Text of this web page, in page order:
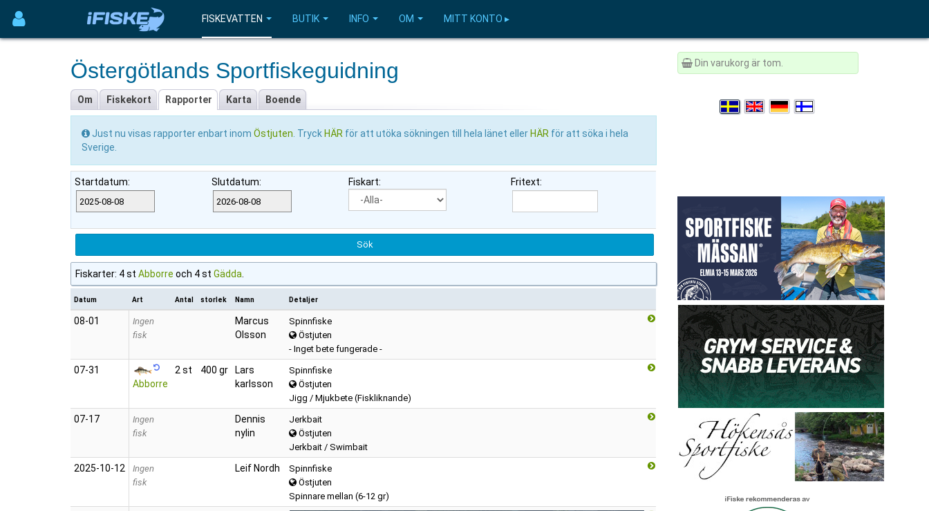
FISKEVATTEN BUTIK INFO OM MITT KONTO ▸
Östergötlands Sportfiskeguidning
Om Fiskekort Rapporter Karta Boende
Just nu visas rapporter enbart inom Östjuten . Tryck HÄR för att utöka sökningen till hela länet eller HÄR för att söka i hela
Sverige.
Startdatum: Slutdatum: Fiskart: Fritext:
Fiskarter: 4 st Abborre och 4 st Gädda
Datum Art Antal storlek Namn Detaljer
08‑01
Ingen
fisk
Marcus
Olsson
Spinnfiske
Östjuten
- Inget bete fungerade -
07‑31
Abborre
2 st 400 gr
Lars
karlsson
Spinnfiske
Östjuten
Jigg / Mjukbete (Fiskliknande)
07‑17
Ingen
fisk
Dennis
nylin
Jerkbait
Östjuten
Jerkbait / Swimbait
2025‑10‑12
Ingen
fisk
Leif Nordh
Spinnfiske
Östjuten
Spinnare mellan (6-12 gr)
Din varukorg är tom.